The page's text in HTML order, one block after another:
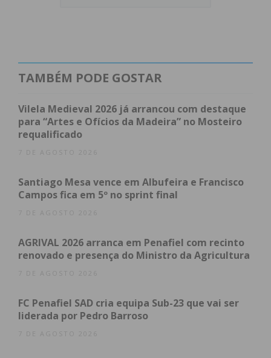
A participação é possível, e gratuita, mediante
referenciação pelos médicos e enfermeiros dos
Centros de Saúde de Penafiel.
A coordenação nacional é realizada pela Direção-
Geral da Saúde através do Programa Nacional para
Nacional para a Diabetes.
A diabetes é um dos principais problemas de saúde
pessoas com esta doença crónica em Portugal) e a
atividade física é um dos pilares do tratamento.
TAMBÉM PODE GOSTAR
Vilela Medieval 2026 já arrancou com destaque
para “Artes e Ofícios da Madeira” no Mosteiro
requalificado
7 DE AGOSTO 2026
Santiago Mesa vence em Albufeira e Francisco
Campos fica em 5º no sprint final
7 DE AGOSTO 2026
AGRIVAL 2026 arranca em Penafiel com recinto
renovado e presença do Ministro da Agricultura
7 DE AGOSTO 2026
FC Penafiel SAD cria equipa Sub-23 que vai ser
liderada por Pedro Barroso
7 DE AGOSTO 2026